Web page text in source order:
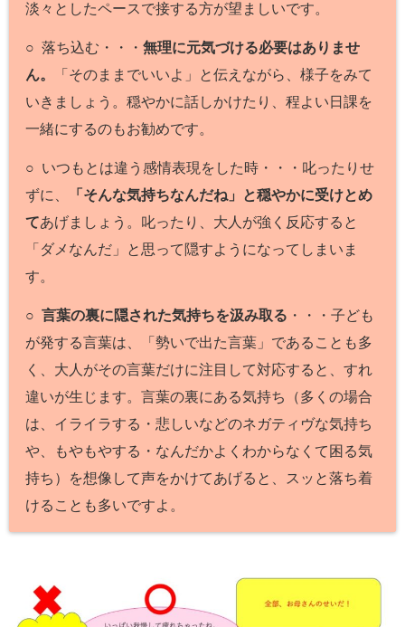
淡々としたペースで接する方が望ましいです。
○ 落ち込む・・・無理に元気づける必要はありませ
ん。
「そのままでいいよ」と伝えながら、様子をみて
いきましょう。穏やかに話しかけたり、程よい日課を
一緒にするのもお勧めです。
○ いつもとは違う感情表現をした時・・・叱ったりせ
ずに、
「そんな気持ちなんだね」と穏やかに受けとめ
てあげましょう。叱ったり、大人が強く反応すると
「ダメなんだ」と思って隠すようになってしまいま
す。
○言葉の裏に隠された気持ちを汲み取る ・・・子ども
が発する言葉は、「勢いで出た言葉」であることも多
く、大人がその言葉だけに注目して対応すると、すれ
違いが生じます。言葉の裏にある気持ち（多くの場合
は、イライラする・悲しいなどのネガティヴな気持ち
や、もやもやする・なんだかよくわからなくて困る気
持ち）を想像して声をかけてあげると、スッと落ち着
けることも多いですよ。